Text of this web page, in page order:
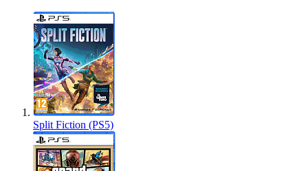
Split Fiction (PS5)